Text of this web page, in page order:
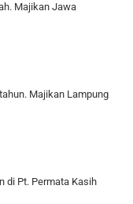
Majikan Jawa
Majikan Lampung
di Pt. Permata Kasih